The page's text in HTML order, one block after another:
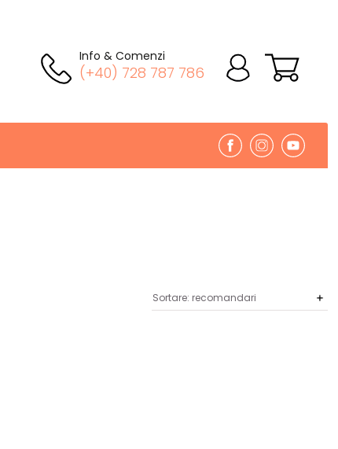
Info & Comenzi
(+40) 728 787 786